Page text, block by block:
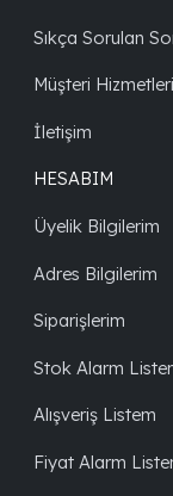
Sıkça Sorulan
Müşteri Hizmetleri
İletişim
HESABIM
Üyelik Bilgilerim
Adres Bilgilerim
Siparişlerim
Stok Alarm
Alışveriş Listem
Fiyat Alarm